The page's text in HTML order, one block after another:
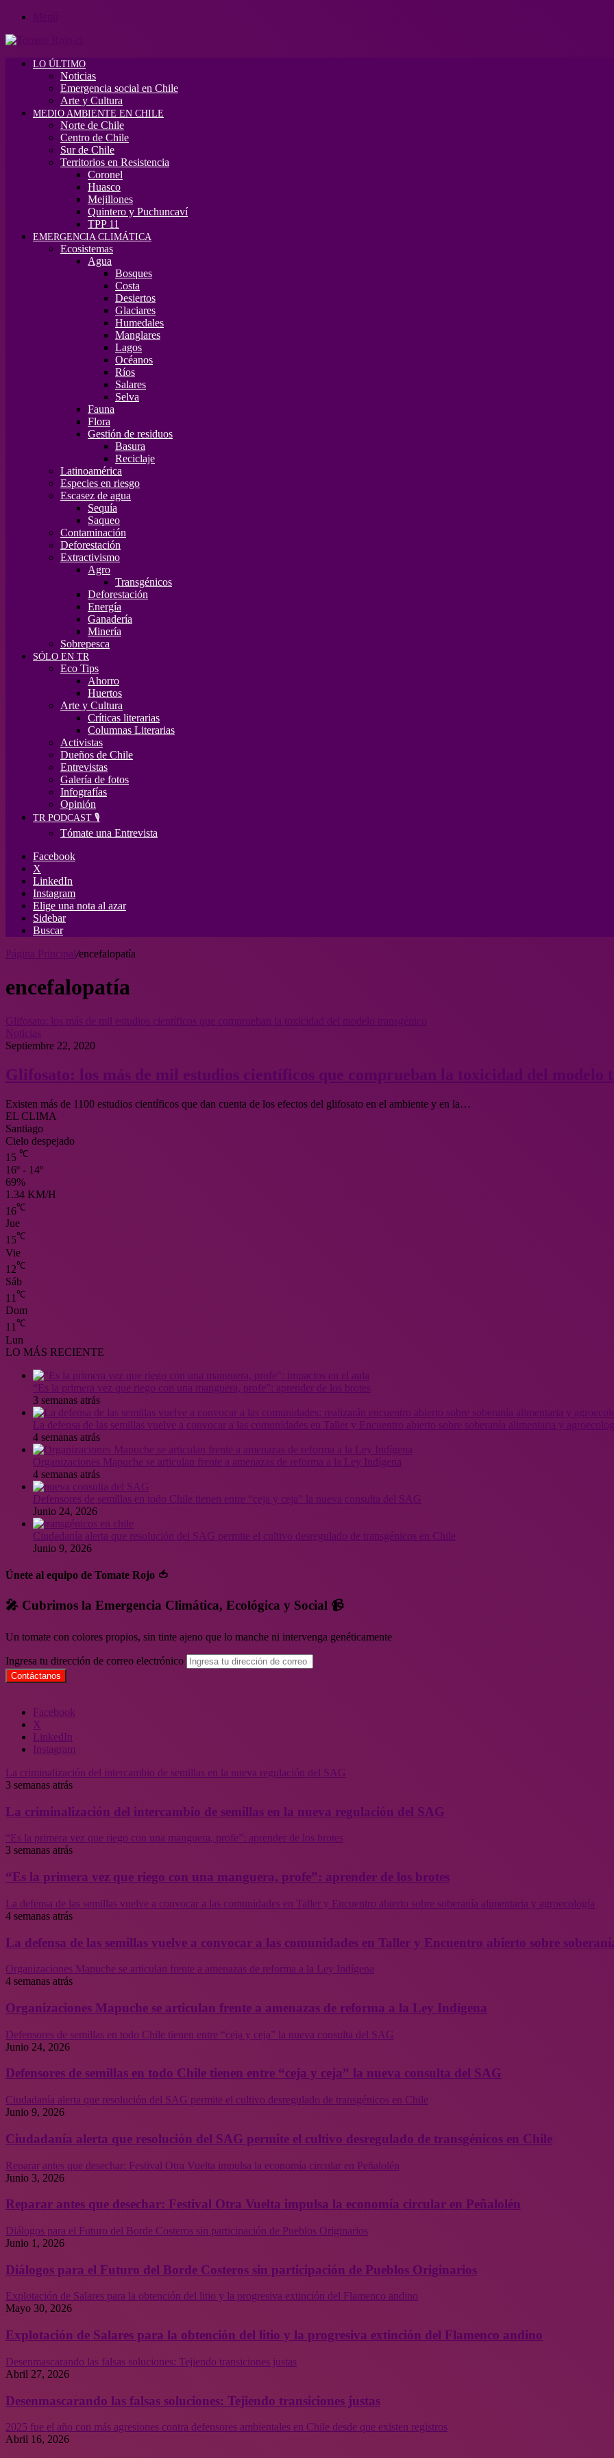
LO ÚLTIMO
Noticias
Emergencia social en Chile
Arte y Cultura
MEDIO AMBIENTE EN CHILE
Norte de Chile
Centro de Chile
Sur de Chile
Territorios en Resistencia
Coronel
Huasco
Mejillones
Quintero y Puchuncaví
TPP 11
EMERGENCIA CLIMÁTICA
Ecosistemas
Agua
Bosques
Costa
Desiertos
Glaciares
Humedales
Manglares
Lagos
Océanos
Ríos
Salares
Selva
Fauna
Flora
Gestión de residuos
Basura
Reciclaje
Latinoamérica
Especies en riesgo
Escasez de agua
Sequía
Saqueo
Contaminación
Deforestación
Extractivismo
Agro
Transgénicos
Deforestación
Energía
Ganadería
Minería
Sobrepesca
SÓLO EN TR
Eco Tips
Ahorro
Huertos
Arte y Cultura
Críticas literarias
Columnas Literarias
Activistas
Dueños de Chile
Entrevistas
Galería de fotos
Infografías
Opinión
TR PODCAST 🎙️
Tómate una Entrevista
Facebook
X
LinkedIn
Instagram
Elige una nota al azar
Sidebar
Buscar
Página Principal /encefalopatía
encefalopatía
Glifosato: los más de mil estudios científicos que comprueban la toxicidad del modelo transgénico
Noticias
Septiembre 22, 2020
Glifosato: los más de mil estudios científicos que comprueban la toxicidad del modelo
Existen más de 1100 estudios científicos que dan cuenta de los efectos del glifosato en el ambiente y en la…
EL CLIMA
Santiago
Cielo despejado
15 ℃
16º - 14º
69%
1.34 KM/H
16℃
Jue
15℃
Vie
12℃
Sáb
11 ℃
Dom
11℃
Lun
LO MÁS RECIENTE
“Es la primera vez que riego con una manguera, profe”: aprender de los brotes
3 semanas atrás
La defensa de las semillas vuelve a convocar a las comunidades en Taller y Encuentro abierto sobre soberanía alimentaria y
4 semanas atrás
Organizaciones Mapuche se articulan frente a amenazas de reforma a la Ley Indígena
4 semanas atrás
Defensores de semillas en todo Chile tienen entre “ceja y ceja” la nueva consulta del SAG
Junio 24, 2026
Ciudadanía alerta que resolución del SAG permite el cultivo desregulado de transgénicos en Chile
Junio 9, 2026
Únete al equipo de Tomate Rojo 🍅
🎤 Cubrimos la Emergencia Climática, Ecológica y Social 📹
Un tomate con colores propios, sin tinte ajeno que lo manche ni intervenga genéticamente
Ingresa tu dirección de correo electrónico
Facebook
X
LinkedIn
Instagram
La criminalización del intercambio de semillas en la nueva regulación del SAG
3 semanas atrás
La criminalización del intercambio de semillas en la nueva regulación del SAG
“Es la primera vez que riego con una manguera, profe”: aprender de los brotes
3 semanas atrás
“Es la primera vez que riego con una manguera, profe”: aprender de los brotes
La defensa de las semillas vuelve a convocar a las comunidades en Taller y Encuentro abierto sobre soberanía alimentaria y agroecología
4 semanas atrás
La defensa de las semillas vuelve a convocar a las comunidades en Taller y Encuentro abierto sobre
Organizaciones Mapuche se articulan frente a amenazas de reforma a la Ley Indígena
4 semanas atrás
Organizaciones Mapuche se articulan frente a amenazas de reforma a la Ley Indígena
Defensores de semillas en todo Chile tienen entre “ceja y ceja” la nueva consulta del SAG
Junio 24, 2026
Defensores de semillas en todo Chile tienen entre “ceja y ceja” la nueva consulta del SAG
Ciudadanía alerta que resolución del SAG permite el cultivo desregulado de transgénicos en Chile
Junio 9, 2026
Ciudadanía alerta que resolución del SAG permite el cultivo desregulado de transgénicos en Chile
Reparar antes que desechar: Festival Otra Vuelta impulsa la economía circular en Peñalolén
Junio 3, 2026
Reparar antes que desechar: Festival Otra Vuelta impulsa la economía circular en Peñalolén
Diálogos para el Futuro del Borde Costeros sin participación de Pueblos Originarios
Junio 1, 2026
Diálogos para el Futuro del Borde Costeros sin participación de Pueblos Originarios
Explotación de Salares para la obtención del litio y la progresiva extinción del Flamenco andino
Mayo 30, 2026
Explotación de Salares para la obtención del litio y la progresiva extinción del Flamenco andino
Desenmascarando las falsas soluciones: Tejiendo transiciones justas
Abril 27, 2026
Desenmascarando las falsas soluciones: Tejiendo transiciones justas
2025 fue el año con más agresiones contra defensores ambientales en Chile desde que existen registros
Abril 16, 2026